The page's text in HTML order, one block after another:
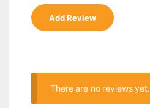
There are no reviews yet.